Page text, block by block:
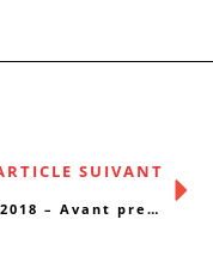
SUIVANT
15/10/2018 – Avant première Projection « Pauvrophobie »